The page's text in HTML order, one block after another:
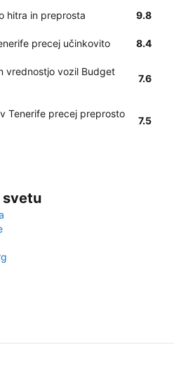
hitra in preprosta 9.8
precej učinkovito 8.4
vrednostjo vozil Budget
7.6
Tenerife precej preprosto
7.5
svetu